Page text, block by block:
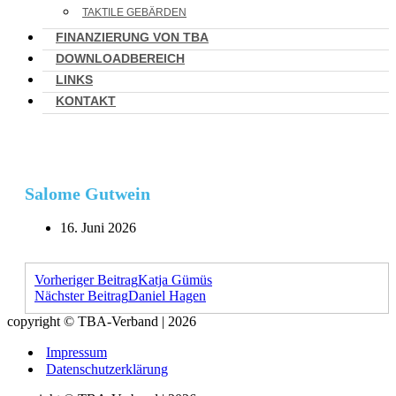
TAKTILE GEBÄRDEN
FINANZIERUNG VON TBA
DOWNLOADBEREICH
LINKS
KONTAKT
Salome Gutwein
16. Juni 2026
Vorheriger BeitragKatja Gümüs
Nächster BeitragDaniel Hagen
copyright © TBA-Verband | 2026
Impressum
Datenschutzerklärung